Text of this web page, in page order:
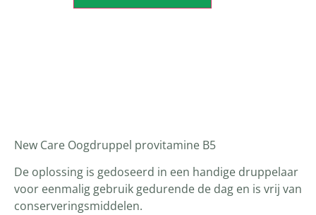
New Care Oogdruppel provitamine B5
De oplossing is gedoseerd in een handige druppelaar
voor eenmalig gebruik gedurende de dag en is vrij van
conserveringsmiddelen.